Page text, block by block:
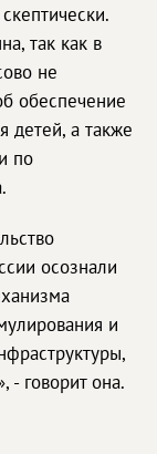
так как в
не
обеспечение
детей, а также
по
осознали
и
- говорит она.